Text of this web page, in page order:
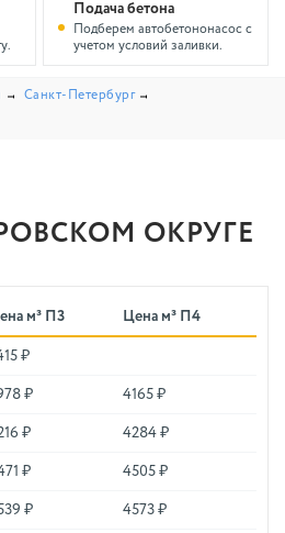
Подача бетона
Подберем автобетононасос с
учетом условий заливки.
Санкт-Петербург
ОКРУГЕ
м³ П3 Цена м³ П4
₽
₽ 4165 ₽
₽ 4284 ₽
₽ 4505 ₽
₽ 4573 ₽